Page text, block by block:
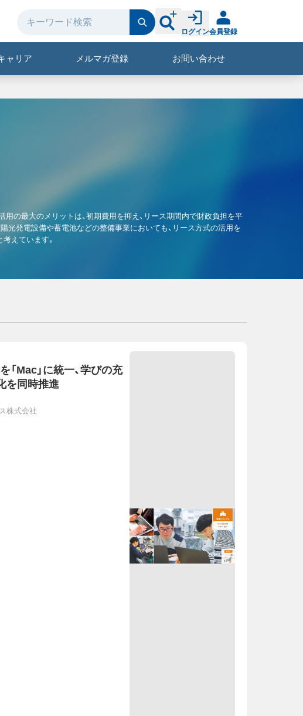
ログイン会員登録
ャリア メルマガ登録 お問い合わせ
の最大のメリットは、初期費用を抑え、リース期間内で財政負担を平
光発電設備や蓄電池などの整備事業においても、リース方式の活用を
えています。
「Mac」に統一、学びの充
を同時推進
株式会社